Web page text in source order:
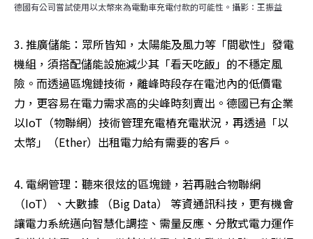
德國有公司嘗試使用以太幣來為電動車充電付款的可能性。攝影：王振益
3. 推廣儲能：眾所皆知，太陽能及風力等「間歇性」發電
機組，須搭配儲能設施減少其「看天吃飯」的不穩定風
險。而透過區塊鏈技術，離峰時段存在電池內的低價電
力，更容易在電力需求高的尖峰時刻賣出。德國已有企業
以IoT（物聯網）技術管理充電樁充電狀況，再透過「以
太幣」（Ether）出租電力給有需要的客戶。
4. 電網管理：聽來很炫的區塊鏈，若再融合物聯網
（IoT）、大數據 （Big Data） 等資通訊科技，更有機會
讓電力系統邁向智慧化調控、需量反應、分散式電力運作